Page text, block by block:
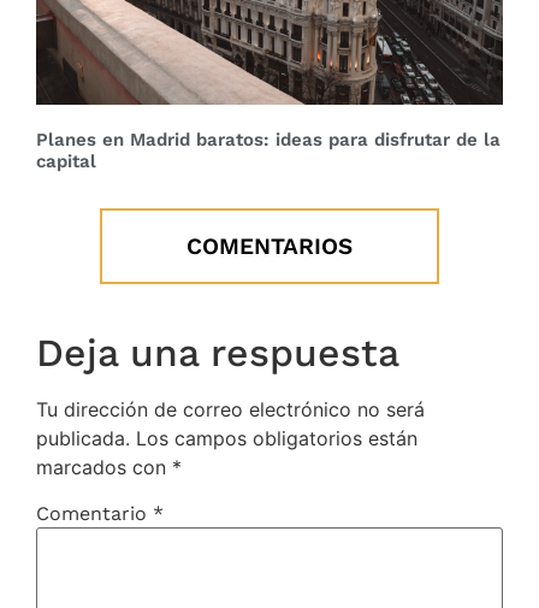
Planes en Madrid baratos: ideas para disfrutar de la
capital
COMENTARIOS
Deja una respuesta
Tu dirección de correo electrónico no será
publicada. Los campos obligatorios están
marcados con *
Comentario *